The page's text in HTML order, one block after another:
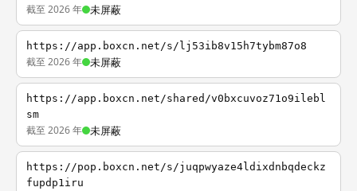
截至 2026 年 未屏蔽
https://app.boxcn.net/s/lj53ib8v15h7tybm87o8
截至 2026 年 未屏蔽
https://app.boxcn.net/shared/v0bxcuvoz71o9ilebl
sm
截至 2026 年 未屏蔽
https://pop.boxcn.net/s/juqpwyaze4ldixdnbqdeckz
fupdp1iru